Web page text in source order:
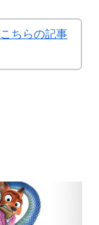
こちらの記事